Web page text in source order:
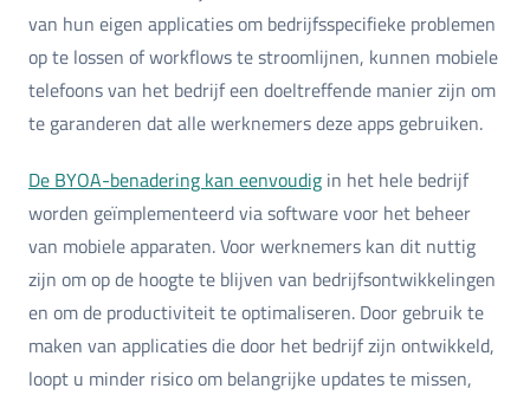
van hun eigen applicaties om bedrijfsspecifieke problemen
op te lossen of workflows te stroomlijnen, kunnen mobiele
telefoons van het bedrijf een doeltreffende manier zijn om
te garanderen dat alle werknemers deze apps gebruiken.
De BYOA-benadering kan eenvoudig in het hele bedrijf
worden geïmplementeerd via software voor het beheer
van mobiele apparaten. Voor werknemers kan dit nuttig
zijn om op de hoogte te blijven van bedrijfsontwikkelingen
en om de productiviteit te optimaliseren. Door gebruik te
maken van applicaties die door het bedrijf zijn ontwikkeld,
loopt u minder risico om belangrijke updates te missen,